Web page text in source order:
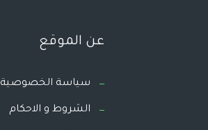
عن الموقع
سياسة الخصوصية
الشروط و الاحكام